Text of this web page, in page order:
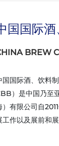
国国际
BREW
国国际酒、饮料
）是中国乃至
）有限公司自
工作以及展前和